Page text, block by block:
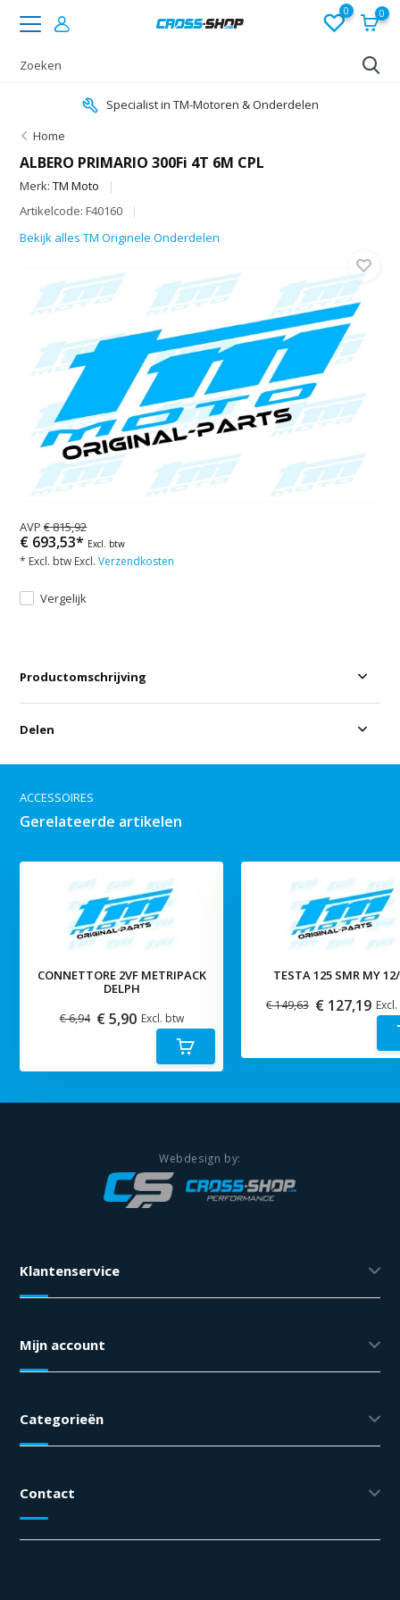
0 0
Specialist in TM-Motoren & Onderdelen
Home
ALBERO PRIMARIO 300Fi 4T 6M CPL
Merk:TM Moto
Artikelcode: F40160
Bekijk alles TM Originele Onderdelen
AVP€ 815,92
€ 693,53* Excl. btw
* Excl. btw Excl.Verzendkosten
Vergelijk
Productomschrijving
Delen
ACCESSOIRES
Gerelateerde artikelen
CONNETTORE 2VF METRIPACK
DELPH
€ 6,94 € 5,90 Excl. btw
TESTA 125 SMR MY
€ 149,63 € 127,19
Klantenservice
Mijn account
Categorieën
Contact